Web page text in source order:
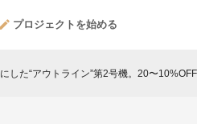
プロジェクトを始める
した“アウトライン”第2号機。20〜10%OFF